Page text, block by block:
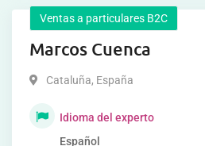
Ventas a particulares B2C
Marcos Cuenca
Cataluña, España
Idioma del experto
Español